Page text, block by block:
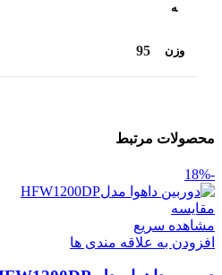
ه
وزن 95
محصولات مرتبط
-18%
مقایسه
مشاهده سریع
افزودن به علاقه مندی ها